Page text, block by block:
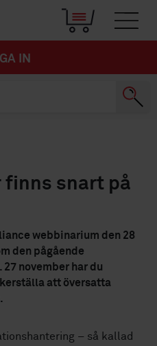
IN
finns snart på
webbinarium den 28
den pågående
27 november har du
att översatta
– så kallad